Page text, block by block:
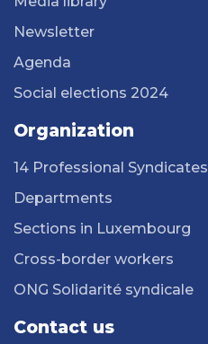
Newsletter
Agenda
Social elections 2024
Organization
14 Professional Syndicates
Departments
Sections in Luxembourg
Cross-border workers
ONG Solidarité syndicale
Contact us